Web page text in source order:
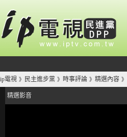
ip電視 》 民主進步黨 》 時事評論 》 精選內容 》
精選影音